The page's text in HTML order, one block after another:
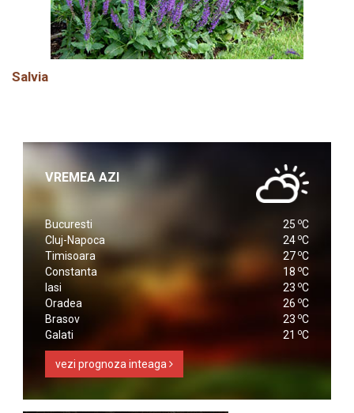
Salvia
VREMEA AZI
Bucuresti 25 oC
Cluj-Napoca
24 oC
Timisoara
27 oC
Constanta
18 oC
Iasi
23 oC
Oradea
26 oC
Brasov
23 oC
Galati
21 oC
vezi prognoza inteaga